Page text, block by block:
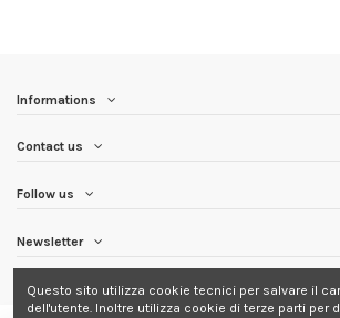
Informations
Contact us
Follow us
Newsletter
Questo sito utilizza cookie tecnici per salvare il
dell'utente. Inoltre utilizza cookie di terze parti per